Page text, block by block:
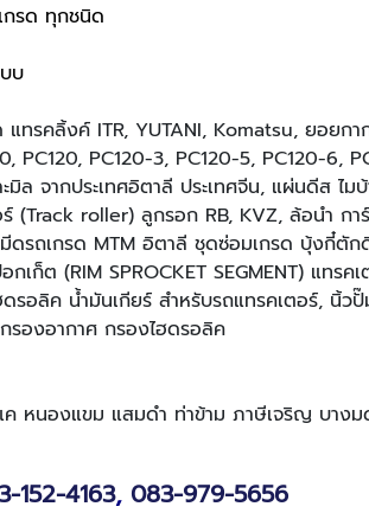
กรด ทุกชนิด
บ
ทรคลิ้งค์ ITR, YUTANI, Komatsu, ยอยก
PC120, PC120-3, PC120-5, PC120-6,
ล จากประเทศอิตาลี ประเทศจีน, แผ่นดีส ไม
(Track roller) ลูกรอก RB, KVZ, ล้อนำ ก
ดรถเกรด MTM อิตาลี ชุดซ่อมเกรด บุ้งกี๋
ก็ต (RIM SPROCKET SEGMENT) แทรค
รอลิค น้ำมันเกียร์ สำหรับรถแทรคเตอร์, นิ้ว
รองอากาศ กรองไฮดรอลิค
หนองแขม แสมดำ ท่าข้าม ภาษีเจริญ บาง
152-4163, 083-979-5656